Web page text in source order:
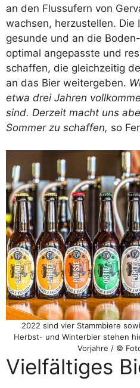
an den Flussufern von
wachsen, herzustellen. Die
gesunde und an die
optimal angepasste und
schaffen, die gleichzeitig
an das Bier weitergeben.
etwa drei Jahren
sind. Derzeit macht uns
Sommer zu schaffen, so
2022 sind vier Stammbiere
Herbst- und Winterbier stehen
Vorjahre / ©
Vielfältiges